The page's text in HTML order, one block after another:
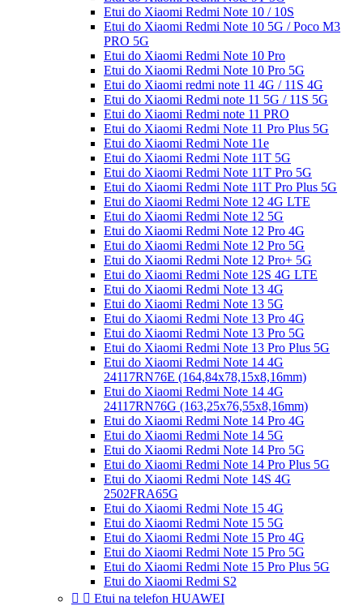
Etui do Xiaomi Redmi Note 10 / 10S
Etui do Xiaomi Redmi Note 10 5G / Poco M3
PRO 5G
Etui do Xiaomi Redmi Note 10 Pro
Etui do Xiaomi Redmi Note 10 Pro 5G
Etui do Xiaomi redmi note 11 4G / 11S 4G
Etui do Xiaomi Redmi note 11 5G / 11S 5G
Etui do Xiaomi Redmi note 11 PRO
Etui do Xiaomi Redmi Note 11 Pro Plus 5G
Etui do Xiaomi Redmi Note 11e
Etui do Xiaomi Redmi Note 11T 5G
Etui do Xiaomi Redmi Note 11T Pro 5G
Etui do Xiaomi Redmi Note 11T Pro Plus 5G
Etui do Xiaomi Redmi Note 12 4G LTE
Etui do Xiaomi Redmi Note 12 5G
Etui do Xiaomi Redmi Note 12 Pro 4G
Etui do Xiaomi Redmi Note 12 Pro 5G
Etui do Xiaomi Redmi Note 12 Pro+ 5G
Etui do Xiaomi Redmi Note 12S 4G LTE
Etui do Xiaomi Redmi Note 13 4G
Etui do Xiaomi Redmi Note 13 5G
Etui do Xiaomi Redmi Note 13 Pro 4G
Etui do Xiaomi Redmi Note 13 Pro 5G
Etui do Xiaomi Redmi Note 13 Pro Plus 5G
Etui do Xiaomi Redmi Note 14 4G
24117RN76E (164,84x78,15x8,16mm)
Etui do Xiaomi Redmi Note 14 4G
24117RN76G (163,25x76,55x8,16mm)
Etui do Xiaomi Redmi Note 14 Pro 4G
Etui do Xiaomi Redmi Note 14 5G
Etui do Xiaomi Redmi Note 14 Pro 5G
Etui do Xiaomi Redmi Note 14 Pro Plus 5G
Etui do Xiaomi Redmi Note 14S 4G
2502FRA65G
Etui do Xiaomi Redmi Note 15 4G
Etui do Xiaomi Redmi Note 15 5G
Etui do Xiaomi Redmi Note 15 Pro 4G
Etui do Xiaomi Redmi Note 15 Pro 5G
Etui do Xiaomi Redmi Note 15 Pro Plus 5G
Etui do Xiaomi Redmi S2
  Etui na telefon HUAWEI